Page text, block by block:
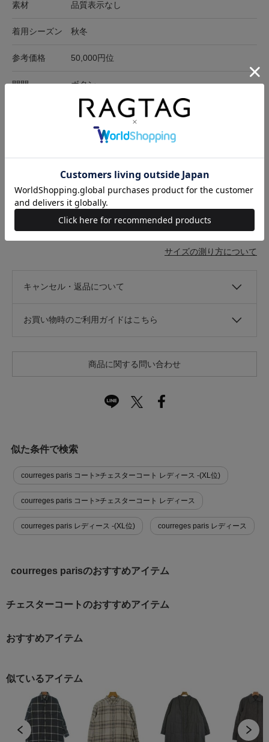
素材 品質表示なし
着用シーズン 秋冬
参考価格 50,000円位
開閉 ボタン
あり
外ポケット:2
サイズ表記 身幅
-(XL位) 41cm 36.5cm 56.5cm
サイズの測り方について
キャンセル・返品について
お買い物時のご利用ガイドはこちら
商品に関する問い合わせ
似た条件で検索
courreges paris コート>チェスターコート レディース -(XL位)
courreges paris コート>チェスターコート レディース
courreges paris レディース -(XL位) courreges paris レディース
courreges parisのおすすめアイテム
チェスターコートのおすすめアイテム
おすすめアイテム